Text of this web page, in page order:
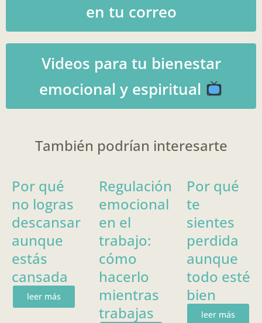
en tu correo
Videos para tu bienestar
emocional y espiritual
También podrían interesarte
Por qué
no logras
descansar
aunque
estás
cansada
leer más
Regulación
emocional
en el
trabajo:
cómo
hacerlo
mientras
trabajas
Por qué
te
sientes
perdida
aunque
todo esté
bien
leer más